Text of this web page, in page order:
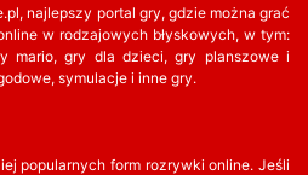
najlepszy portal gry, gdzie można grać
w rodzajowych błyskowych, w tym:
mario, gry dla dzieci, gry planszowe i
symulacje i inne gry.
popularnych form rozrywki online. Jeśli